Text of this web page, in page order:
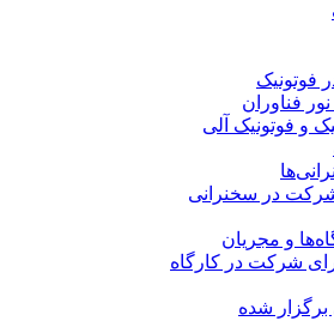
و فوتونیک آلی
در سخنرانی
و مجریان
شرکت در کارگاه
شده